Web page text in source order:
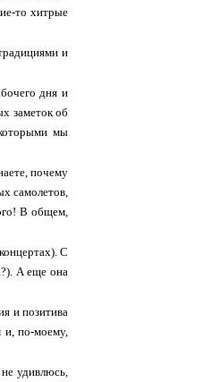
то хитрые
и
дня и
заметок об
мы
почему
самолетов,
В общем,
С
А еще она
и позитива
и, по-моему,
удивлюсь,